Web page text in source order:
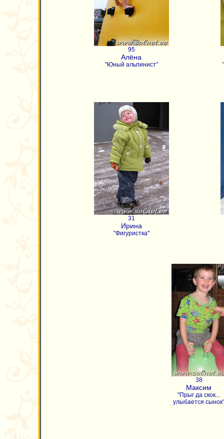
95
Алёна
"Юный альпинист"
31
Ирина
"Фигуристка"
38
Максим
"Прыг да скок...
улыбается сынок"